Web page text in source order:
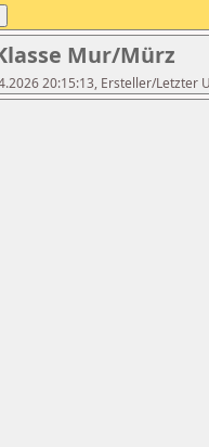
Mur/Mürz
20:15:13, Ersteller/Letzter